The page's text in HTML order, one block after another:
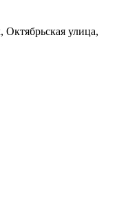
Октябрьская улица,